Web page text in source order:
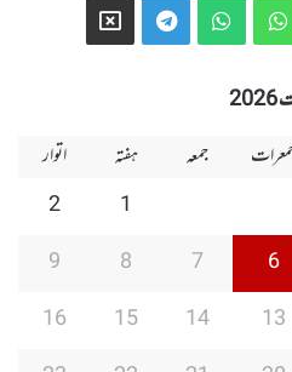
WhatsApp
WhatsApp
Telegram
X
جمعہ ہفتہ
اتوار
1
2
6
7
8
9
13
14
15
16